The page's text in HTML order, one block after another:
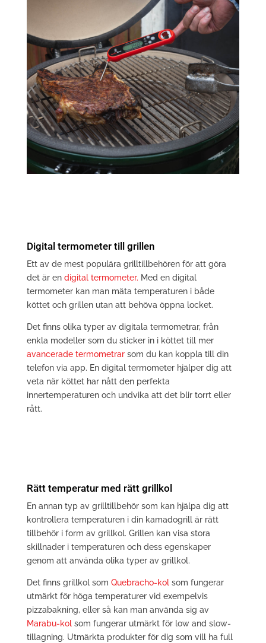
Digital termometer till grillen
Ett av de mest populära grilltillbehören för att göra
det är en digital termometer. Med en digital
termometer kan man mäta temperaturen i både
köttet och grillen utan att behöva öppna locket.
Det finns olika typer av digitala termometrar, från
enkla modeller som du sticker in i köttet till mer
avancerade termometrarsom du kan koppla till din
telefon via app. En digital termometer hjälper dig att
veta när köttet har nått den perfekta
innertemperaturen och undvika att det blir torrt eller
rått.
Rätt temperatur med rätt grillkol
En annan typ av grilltillbehör som kan hjälpa dig att
kontrollera temperaturen i din kamadogrill är rätt
tillbehör i form av grillkol. Grillen kan visa stora
skillnader i temperaturen och dess egenskaper
genom att använda olika typer av grillkol.
Det finns grillkol som Quebracho-kolsom fungerar
utmärkt för höga temperaturer vid exempelvis
pizzabakning, eller så kan man använda sig av
Marabu-kolsom fungerar utmärkt för low and slow-
tillagning. Utmärkta produkter för dig som vill ha full